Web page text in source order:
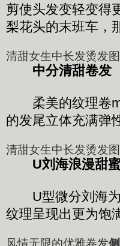
剪使头发变轻变得
梨花头的末班车，
清甜女生中长发烫发
中分清甜卷发
柔美的纹理卷
的发尾立体充满弹
清甜女生中长发烫发
U刘海浪漫甜
U型微分刘海为
纹理呈现出更为饱
风情无限的优雅卷发